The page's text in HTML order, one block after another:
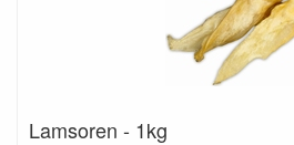
Bezoek onze webwinkel en ontdek het
lamsnacks voor een blije, gezonde
Lamsoren - 1kg